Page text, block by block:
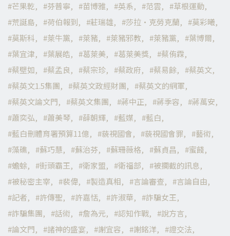
芒果乾
芬普寧 苗博雅 英系 范雲
草根運動
荒誕島
荷伯報到 莊瑞雄 莎拉·克勞克蘭
莫彩曦
莫斯科
萊牛黨 萊豬 萊豬邪教 萊豬黨
葉博爾
葉宜津
葉展皓 葛萊美 葛萊美獎
蔡侑霖
蔡壁如
蔡孟良 蔡宗珍 蔡政府 蔡易餘
蔡英文
蔡英文1.5集團
蔡英文政經財團
蔡英文的網軍
蔡英文論文門
蔡英文集團 蔣中正 蔣季容
蔣萬安
蕭奕弘
蕭美琴 薛朝輝 藍媒
藍白
藍白刪體育署預算11億
藐視國會 藐視國會罪
藝術
藻礁
蘇巧慧 蘇治芬 蘇珊薇格 蘇貞昌
蜜餞
蟾蜍
街頭霸王 衛家盟 衛福部
被攔截的訊息
被秘密主宰
裴偉 製造真相 言論審查
言論自由
記者
許傳聖 許嘉恬 許淑華
詐騙女王
詐騙集團
話術 詹為元 認知作戰
說方言
論文門
諸神的盛宴 謝宜容 謝銘洋
證交法